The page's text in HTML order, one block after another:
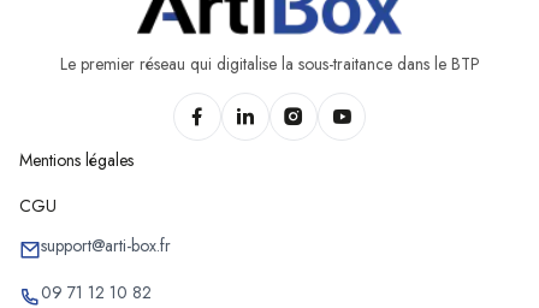
Le premier réseau qui digitalise la sous-traitance dans le BTP
Mentions légales
CGU
support@arti-box.fr
09 71 12 10 82